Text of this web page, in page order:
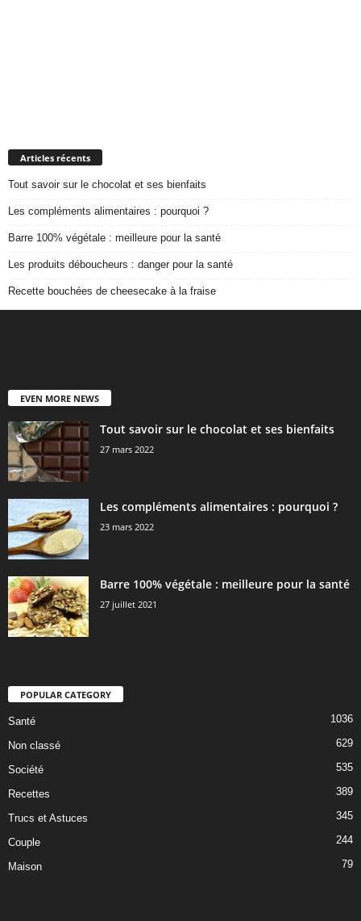
Articles récents
Tout savoir sur le chocolat et ses bienfaits
Les compléments alimentaires : pourquoi ?
Barre 100% végétale : meilleure pour la santé
Les produits déboucheurs : danger pour la santé
Recette bouchées de cheesecake à la fraise
EVEN MORE NEWS
Tout savoir sur le chocolat et ses bienfaits
27 mars 2022
Les compléments alimentaires : pourquoi ?
23 mars 2022
Barre 100% végétale : meilleure pour la santé
27 juillet 2021
POPULAR CATEGORY
Santé 1036
Non classé 629
Société 535
Recettes 389
Trucs et Astuces 345
Couple 244
Maison 79